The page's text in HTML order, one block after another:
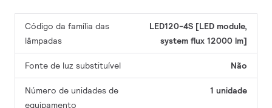
Código da família das
lâmpadas
LED120-4S [LED module,
system flux 12000 lm]
Fonte de luz substituível Não
Número de unidades de
equipamento
1 unidade